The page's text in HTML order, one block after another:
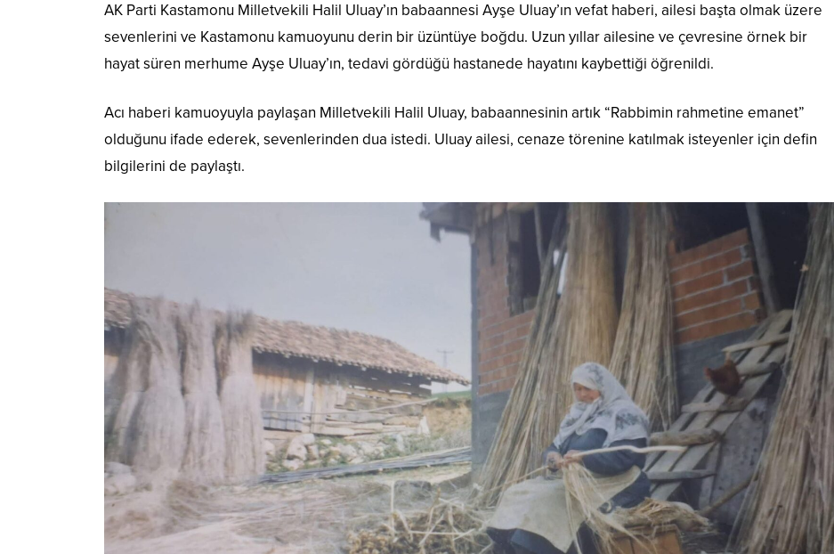
AK Parti Kastamonu Milletvekili Halil Uluay’ın babaannesi Ayşe Uluay’ın vefat haberi, ailesi başta olmak üzere
sevenlerini ve Kastamonu kamuoyunu derin bir üzüntüye boğdu. Uzun yıllar ailesine ve çevresine örnek bir
hayat süren merhume Ayşe Uluay’ın, tedavi gördüğü hastanede hayatını kaybettiği öğrenildi.
Acı haberi kamuoyuyla paylaşan Milletvekili Halil Uluay, babaannesinin artık “Rabbimin rahmetine emanet”
olduğunu ifade ederek, sevenlerinden dua istedi. Uluay ailesi, cenaze törenine katılmak isteyenler için defin
bilgilerini de paylaştı.